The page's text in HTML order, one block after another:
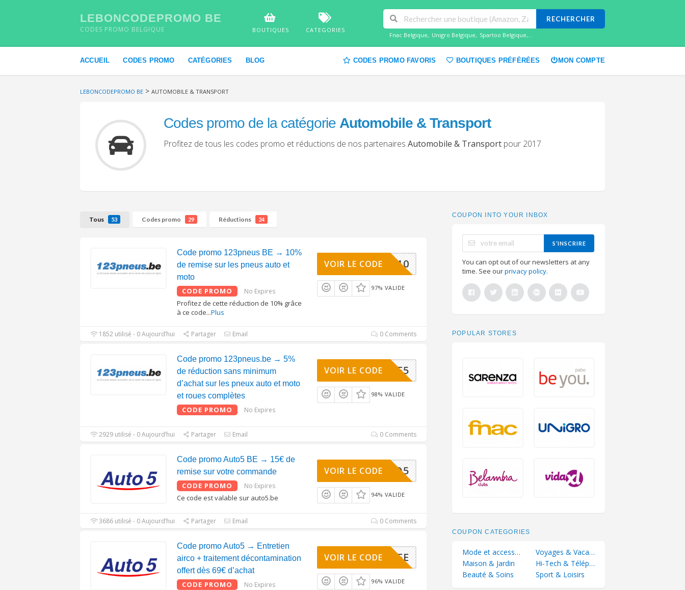
LEBONCODEPROMO BE
CODES PROMO BELGIQUE BOUTIQUES CATEGORIES
RECHERCHER
Fnac Belgique, Unigro Belgique, Spartoo Belgique,...
ACCUEIL CODES PROMO CATÉGORIES BLOG CODES PROMO FAVORIS BOUTIQUES PRÉFÉRÉES MON COMPTE
LEBONCODEPROMO BE > AUTOMOBILE & TRANSPORT
Codes promo de la catégorie Automobile & Transport
Profitez de tous les codes promo et réductions de nos partenaires Automobile & Transportpour 2017
Tous 53 Codes promo 29 Réductions 24
Code promo 123pneus BE → 10%
de remise sur les pneus auto et
moto
CODE PROMO No Expires
Profitez de cette réduction de 10% grâce
à ce code...Plus
BIRDBF10
VOIR LE CODE
97% VALIDE
1852 utilisé - 0 Aujourd’hui Partager Email 0 Comments
Code promo 123pneus.be → 5%
de réduction sans minimum
d’achat sur les pneux auto et moto
et roues complètes
CODE PROMO No Expires
BIRDBF5
VOIR LE CODE
98% VALIDE
2929 utilisé - 0 Aujourd’hui Partager Email 0 Comments
Code promo Auto5 BE → 15€ de
remise sur votre commande
CODE PROMO No Expires
Ce code est valable sur auto5.be
22AUTO5
VOIR LE CODE
94% VALIDE
3686 utilisé - 0 Aujourd’hui Partager Email 0 Comments
Code promo Auto5 → Entretien
airco + traitement décontamination
offert dès 69€ d’achat
CODE PROMO No Expires
ACTIVEE
VOIR LE CODE
96% VALIDE
COUPON INTO YOUR INBOX
S’INSCRIRE
You can opt out of our newsletters at any
time. See ourprivacy policy.
POPULAR STORES
COUPON CATEGORIES
Mode et accessoires
Voyages & Vacances
Maison & Jardin
Hi-Tech & Téléphonie
Beauté & Soins
Sport & Loisirs